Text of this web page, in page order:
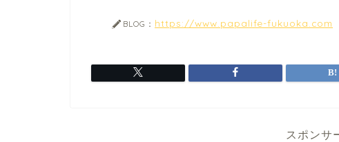
BLOG： https://www.papalife-fukuoka.com
スポンサ